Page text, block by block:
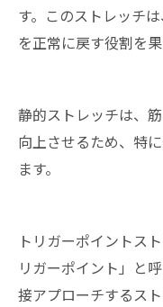
す。このストレッチ
を正常に戻す役割を果
静的ストレッチは、
向上させるため、特
ます。
トリガーポイントス
リガーポイント」と
接アプローチするス